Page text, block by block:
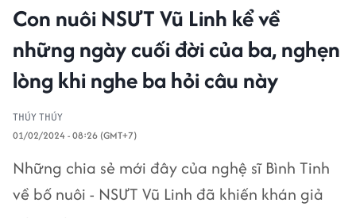
Con nuôi NSƯT Vũ Linh kể về
những ngày cuối đời của ba, nghẹn
lòng khi nghe ba hỏi câu này
THÚY THÚY
01/02/2024 - 08:26 (GMT+7)
Những chia sẻ mới đây của nghệ sĩ Bình Tinh
về bố nuôi - NSƯT Vũ Linh đã khiến khán giả